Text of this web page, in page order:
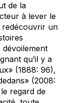
de la
à lever le
redécouvrir un
qu’il y a
(1888: 96),
» (2008:
regard de